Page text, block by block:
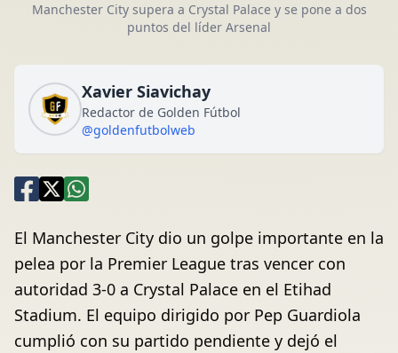
Manchester City supera a Crystal Palace y se pone a dos
puntos del líder Arsenal
Xavier Siavichay
Redactor de Golden Fútbol
@goldenfutbolweb
El Manchester City dio un golpe importante en la
pelea por la Premier League tras vencer con
autoridad 3-0 a Crystal Palace en el Etihad
Stadium. El equipo dirigido por Pep Guardiola
cumplió con su partido pendiente y dejó el